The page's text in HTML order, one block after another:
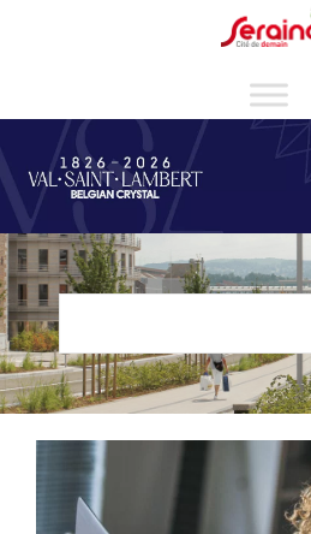
Rechercher
Cookies management panel